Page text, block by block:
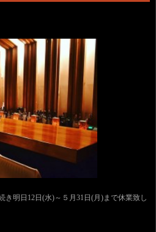
き明日12日(水)～５月31日(月)まで休業致し